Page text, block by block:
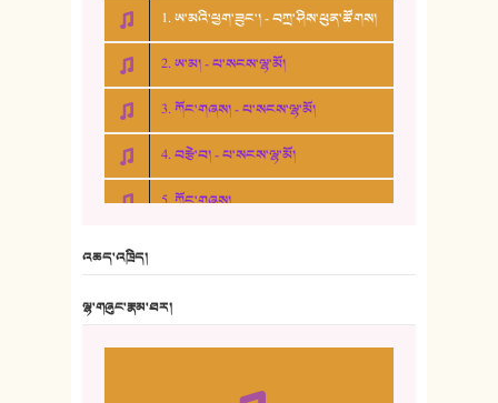
1. ཨ་མའི་ཕྱག་ཟུང་། - བཀྲ་ཤིས་ཕུན་ཚོགས།
2. ཨ་མ། - པ་སངས་ལྷ་མོ།
3. ཀོང་གཞས། - པ་སངས་ལྷ་མོ།
4. བརྩེ་བ། - པ་སངས་ལྷ་མོ།
5. ཀོང་གཞས།
འཆད་འཁྲིད།
ལྷ་གཞུང་རྣམ་ཐར།